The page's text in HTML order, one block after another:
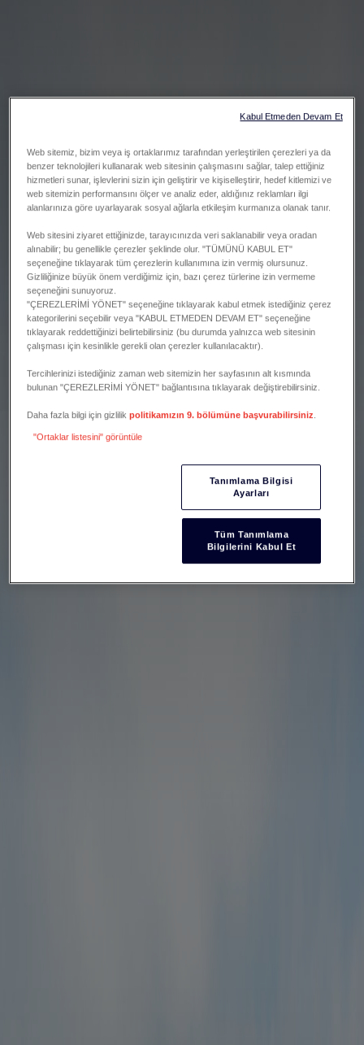
Web sitemiz, bizim veya iş ortaklarımız tarafından yerleştirilen çerezleri ya da
benzer teknolojileri kullanarak web sitesinin çalışmasını sağlar, talep ettiğiniz
hizmetleri sunar, işlevlerini sizin için geliştirir ve kişiselleştirir, hedef kitlemizi ve
web sitemizin performansını ölçer ve analiz eder, aldığınız reklamları ilgi
alanlarınıza göre uyarlayarak sosyal ağlarla etkileşim kurmanıza olanak tanır.
Web sitesini ziyaret ettiğinizde, tarayıcınızda veri saklanabilir veya oradan
alınabilir; bu genellikle çerezler şeklinde olur. "TÜMÜNÜ KABUL ET"
seçeneğine tıklayarak tüm çerezlerin kullanımına izin vermiş olursunuz.
Gizliliğinize büyük önem verdiğimiz için, bazı çerez türlerine izin vermeme
seçeneğini sunuyoruz.
"ÇEREZLERİMİ YÖNET" seçeneğine tıklayarak kabul etmek istediğiniz çerez
kategorilerini seçebilir veya "KABUL ETMEDEN DEVAM ET" seçeneğine
tıklayarak reddettiğinizi belirtebilirsiniz (bu durumda yalnızca web sitesinin
çalışması için kesinlikle gerekli olan çerezler kullanılacaktır).
Tercihlerinizi istediğiniz zaman web sitemizin her sayfasının alt kısmında
bulunan "ÇEREZLERİMİ YÖNET" bağlantısına tıklayarak değiştirebilirsiniz.
Daha fazla bilgi için gizlilikpolitikamızın 9. bölümüne başvurabilirsiniz.
"Ortaklar listesini" görüntüle
Tanımlama Bilgisi
Ayarları
Tüm Tanımlama
Bilgilerini Kabul Et
Kabul Etmeden Devam Et